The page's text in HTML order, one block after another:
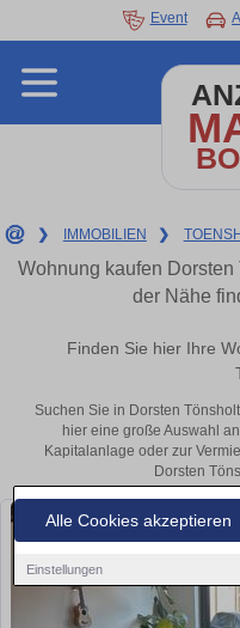
Alle Cookies akzeptieren
Einstellungen
Event
❯ IMMOBILIEN ❯
Wohnung kaufen
der Nähe
Finden Sie hier Ihre
Suchen Sie in Dorsten
hier eine große Auswahl
Kapitalanlage oder zur
Dorsten